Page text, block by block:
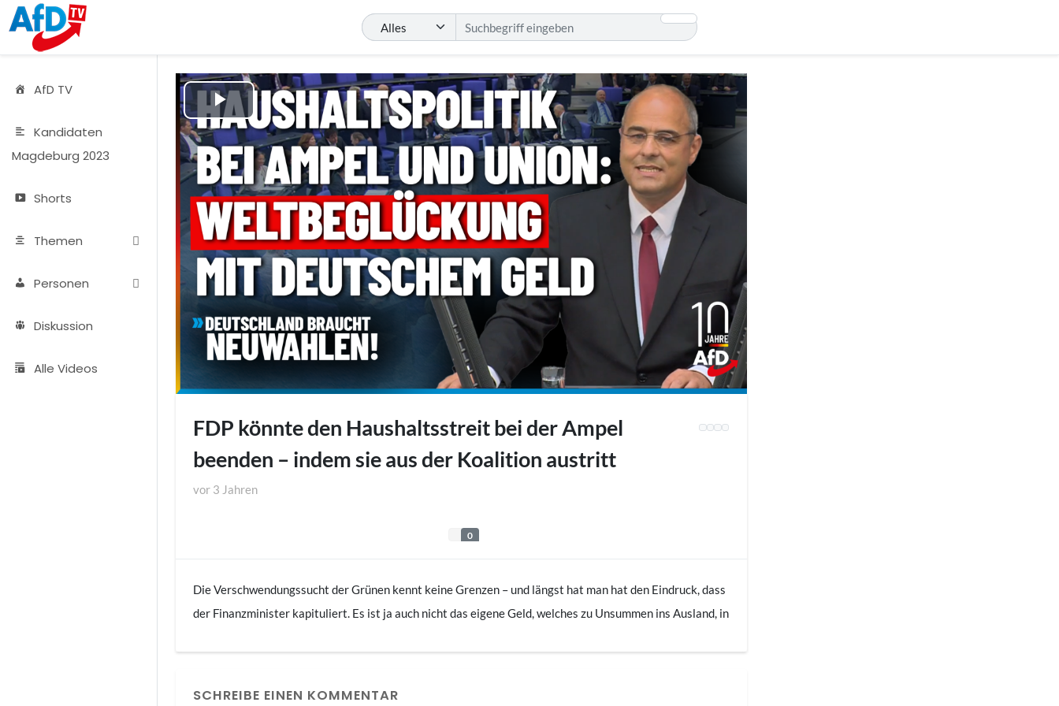
AfD TV
Kandidaten
Magdeburg 2023
Shorts
Themen
Personen
Diskussion
Alle Videos
Play
Video
FDP könnte den Haushaltsstreit bei der Ampel
beenden – indem sie aus der Koalition austritt
vor 3 Jahren
0
Die Verschwendungssucht der Grünen kennt keine Grenzen – und längst hat man hat den Eindruck, dass
der Finanzminister kapituliert. Es ist ja auch nicht das eigene Geld, welches zu Unsummen ins Ausland, in
SCHREIBE EINEN KOMMENTAR